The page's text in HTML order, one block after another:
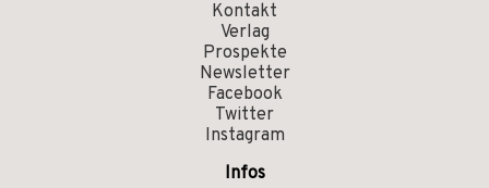
Kontakt
Verlag
Prospekte
Newsletter
Facebook
Twitter
Instagram
Infos